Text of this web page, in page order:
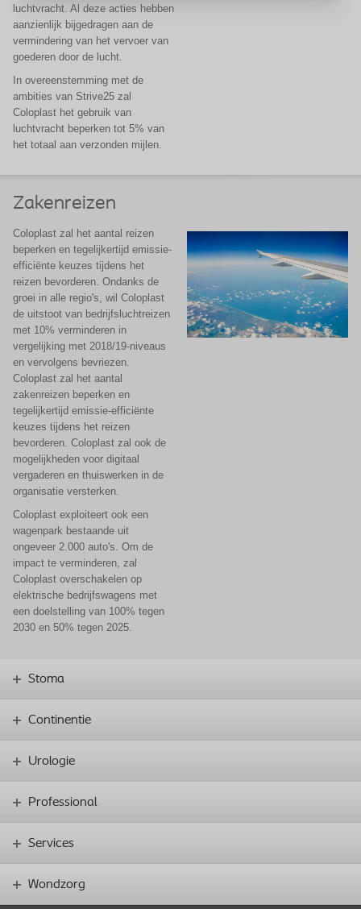
luchtvracht. Al deze acties hebben
aanzienlijk bijgedragen aan de
vermindering van het vervoer van
goederen door de lucht.
In overeenstemming met de
ambities van Strive25 zal
Coloplast het gebruik van
luchtvracht beperken tot 5% van
het totaal aan verzonden mijlen.
Zakenreizen
Coloplast zal het aantal reizen
beperken en tegelijkertijd emissie-
efficiënte keuzes tijdens het
reizen bevorderen. Ondanks de
groei in alle regio's, wil Coloplast
de uitstoot van bedrijfsluchtreizen
met 10% verminderen in
vergelijking met 2018/19-niveaus
en vervolgens bevriezen.
Coloplast zal het aantal
zakenreizen beperken en
tegelijkertijd emissie-efficiënte
keuzes tijdens het reizen
bevorderen. Coloplast zal ook de
mogelijkheden voor digitaal
vergaderen en thuiswerken in de
organisatie versterken.
Coloplast exploiteert ook een
wagenpark bestaande uit
ongeveer 2.000 auto's. Om de
impact te verminderen, zal
Coloplast overschakelen op
elektrische bedrijfswagens met
een doelstelling van 100% tegen
2030 en 50% tegen 2025.
Stoma
Continentie
Urologie
Professional
Services
Wondzorg